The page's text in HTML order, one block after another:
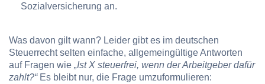
Sozialversicherung an.
Was davon gilt wann? Leider gibt es im deutschen
Steuerrecht selten einfache, allgemeingültige Antworten
auf Fragen wie „Ist X steuerfrei, wenn der Arbeitgeber dafür
zahlt?“Es bleibt nur, die Frage umzuformulieren: